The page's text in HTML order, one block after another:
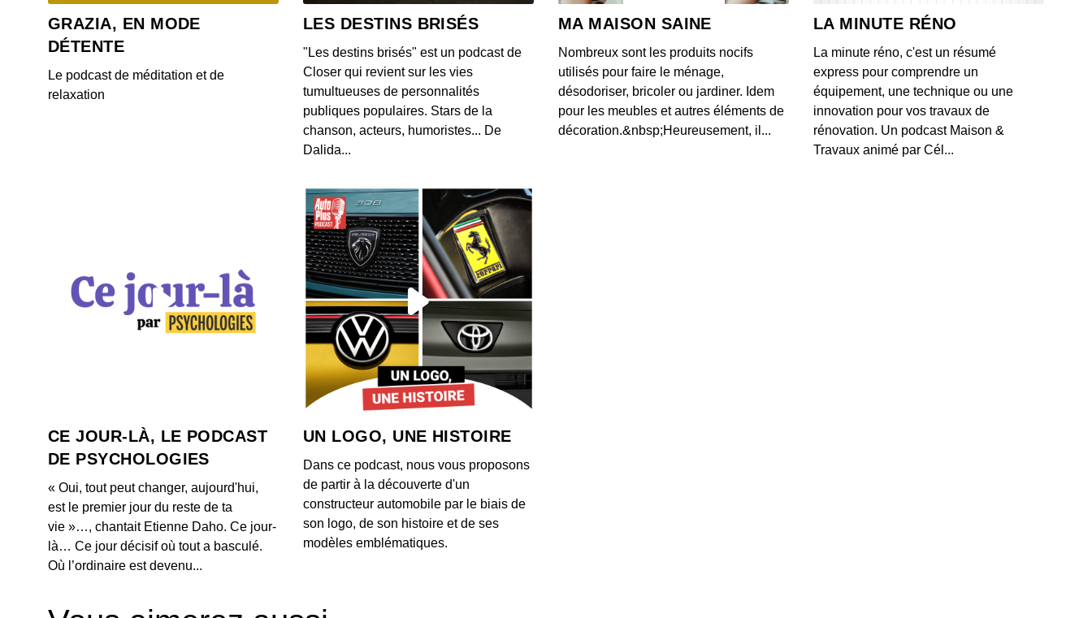
00:03:46 - IL Y A 6 ANS
00:03:40 - IL Y A 6 ANS
S12E137: L'actu auto du 13 juillet 2020
GRAZIA, EN MODE
DÉTENTE
Le podcast de méditation et de
relaxation
LES DESTINS BRISÉS
"Les destins brisés" est un podcast de
Closer qui revient sur les vies
tumultueuses de personnalités
publiques populaires. Stars de la
chanson, acteurs, humoristes... De
Dalida...
MA MAISON SAINE
Nombreux sont les produits nocifs
utilisés pour faire le ménage,
désodoriser, bricoler ou jardiner. Idem
pour les meubles et autres éléments de
décoration.&nbsp;Heureusement, il...
LA MINUTE RÉNO
La minute réno, c'est un résumé
express pour comprendre un
équipement, une technique ou une
innovation pour vos travaux de
rénovation. Un podcast Maison &
Travaux animé par Cél...
CE JOUR-LÀ, LE PODCAST
DE PSYCHOLOGIES
« Oui, tout peut changer, aujourd'hui,
est le premier jour du reste de ta
vie »…, chantait Etienne Daho. Ce jour-
là… Ce jour décisif où tout a basculé.
Où l’ordinaire est devenu...
UN LOGO, UNE HISTOIRE
Dans ce podcast, nous vous proposons
de partir à la découverte d'un
constructeur automobile par le biais de
son logo, de son histoire et de ses
modèles emblématiques.